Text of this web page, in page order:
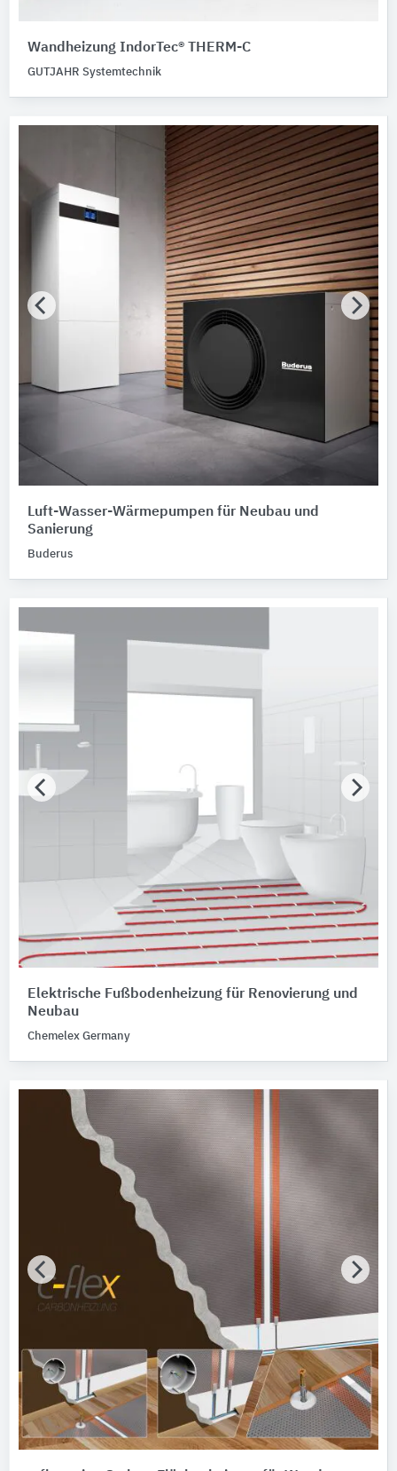
Wandheizung IndorTec® THERM-C
GUTJAHR Systemtechnik
Luft-Wasser-Wärmepumpen für Neubau und
Sanierung
Buderus
Elektrische Fußbodenheizung für Renovierung und
Neubau
Chemelex Germany